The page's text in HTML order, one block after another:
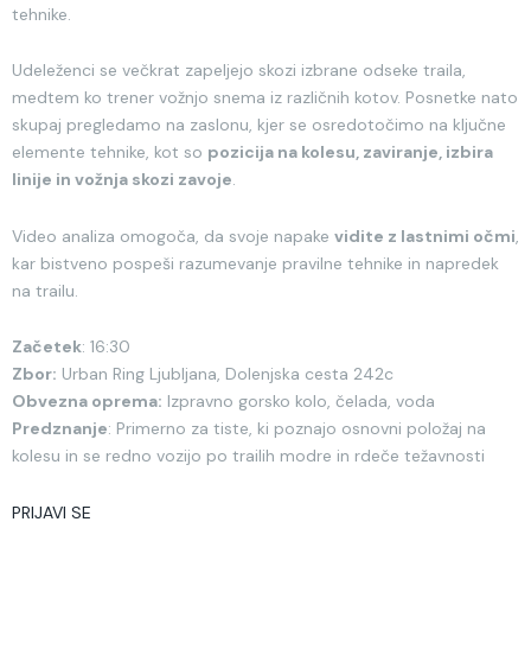
tehnike.
Udeleženci se večkrat zapeljejo skozi izbrane odseke traila,
medtem ko trener vožnjo snema iz različnih kotov. Posnetke nato
skupaj pregledamo na zaslonu, kjer se osredotočimo na ključne
elemente tehnike, kot so pozicija na kolesu, zaviranje, izbira
linije in vožnja skozi zavoje.
Video analiza omogoča, da svoje napake vidite z lastnimi očmi,
kar bistveno pospeši razumevanje pravilne tehnike in napredek
na trailu.
Začetek: 16:30
Zbor: Urban Ring Ljubljana, Dolenjska cesta 242c
Obvezna oprema: Izpravno gorsko kolo, čelada, voda
Predznanje: Primerno za tiste, ki poznajo osnovni položaj na
kolesu in se redno vozijo po trailih modre in rdeče težavnosti
PRIJAVI SE